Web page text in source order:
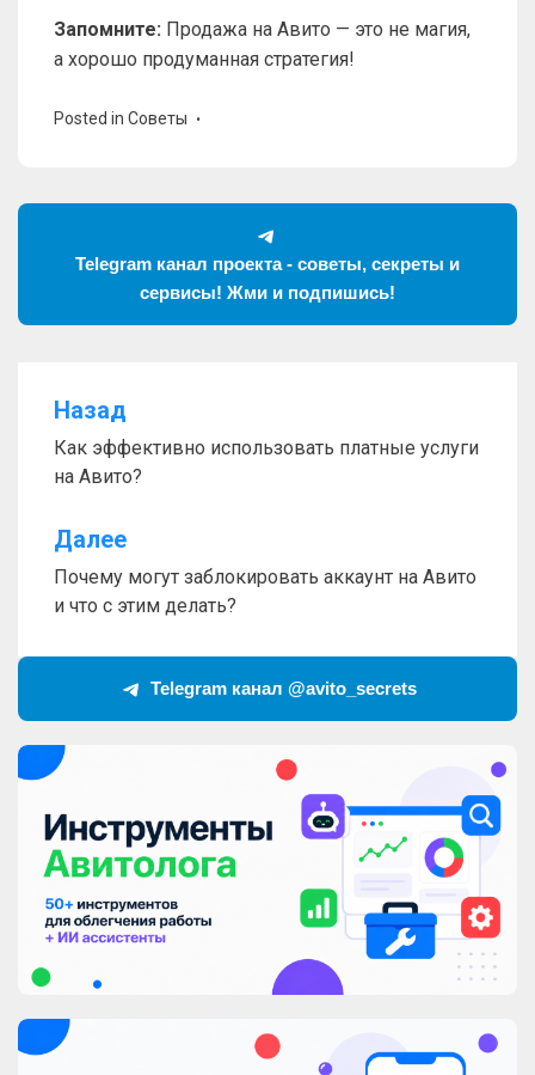
Запомните: Продажа на Авито — это не магия,
а хорошо продуманная стратегия!
Posted in Советы
Telegram канал проекта - советы, секреты и
сервисы! Жми и подпишись!
Навигация
по
записям
Назад
Как эффективно использовать платные услуги
на Авито?
Далее
Почему могут заблокировать аккаунт на Авито
и что с этим делать?
Telegram канал @avito_secrets